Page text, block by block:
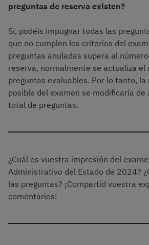
preguntas de reserva existen?
Sí, podéis impugnar todas las
que no cumplen los criterios del
preguntas anuladas supera al
reserva, normalmente se actualiza el
preguntas evaluables. Por lo tanto, la
posible del examen se modificaría de
total de preguntas.
¿Cuál es vuestra impresión del
Administrativo del Estado de 2024?
las preguntas? ¡Compartid vuestra
comentarios!